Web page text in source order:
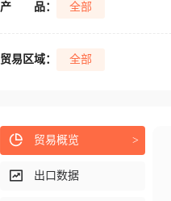
产 品： 全部
贸易区域： 全部
贸易概览 >
出口数据